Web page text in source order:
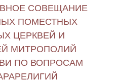
СОВЕЩАНИЕ
ПОМЕСТНЫХ
ЦЕРКВЕЙ И
МИТРОПОЛИЙ
ПО ВОПРОСАМ